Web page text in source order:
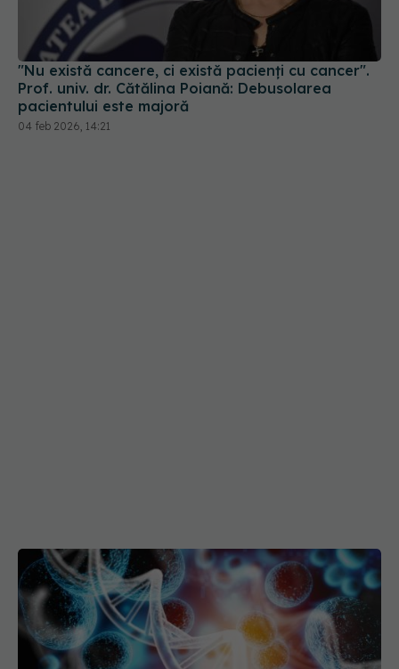
"Nu există cancere, ci există pacienți cu cancer".
Prof. univ. dr. Cătălina Poiană: Debusolarea
pacientului este majoră
04 feb 2026, 14:21